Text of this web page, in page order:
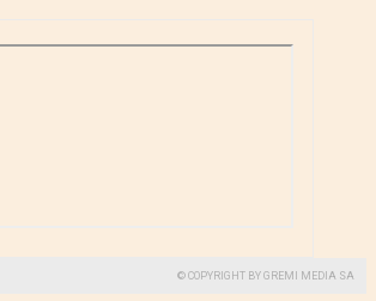
© COPYRIGHT BY GREMI MEDIA SA